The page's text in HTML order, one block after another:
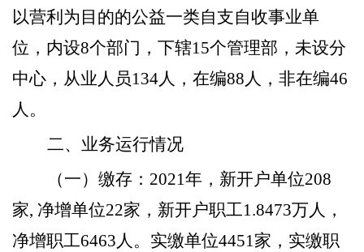
以营利为目的的公益一类自支自收事业单
位 ， 内设8个部门 ， 下辖15个管理部，未设分
中心，从业人员134人，在编88人，非在编46
人。
二、业务运行情况
（一）缴存： 2021年，新开户单位208
家, 净增单位22家，新开户职工1.8473万人，
净增职工6463人。实缴单位4451家，实缴职